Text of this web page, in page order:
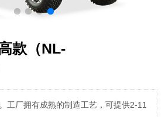
款（NL-
工厂拥有成熟的制造工艺，可提供2-11